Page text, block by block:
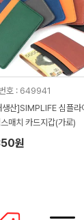
호 : 649941
산]SIMPLIFE 심플라
매치 카드지갑(가로)
원